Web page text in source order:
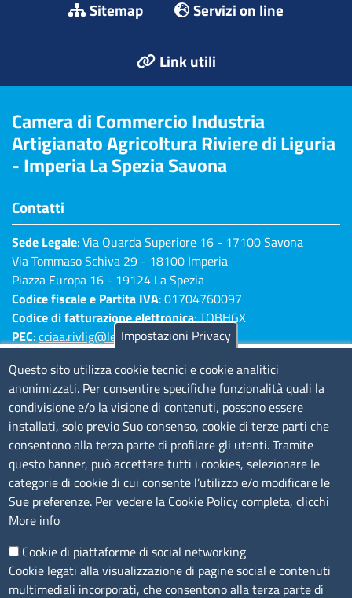
Sitemap Servizi on line
Link utili
Camera di Commercio Industria
Artigianato Agricoltura Riviere di Liguria
- Imperia La Spezia Savona
Contatti
Sede Legale: Via Quarda Superiore 16 - 17100 Savona
Via Tommaso Schiva 29 - 18100 Imperia
Piazza Europa 16 - 19124 La Spezia
Codice fiscale e Partita IVA: 01704760097
Codice di fatturazione elettronica: TQBHGX
PEC:cciaa.rivlig@legalmail.it
Imperia 0183 7931 - La Spezia 0187 7281
Amministrazione Trasparente
Consulta tutte le sezioni
Bilanci
Bandi di concorso
Procedimenti
Provvedimenti
Sito web
Impostazioni Privacy
Questo sito utilizza cookie tecnici e cookie analitici
anonimizzati. Per consentire specifiche funzionalità quali la
condivisione e/o la visione di contenuti, possono essere
installati, solo previo Suo consenso, cookie di terze parti che
consentono alla terza parte di profilare gli utenti. Tramite
questo banner, può accettare tutti i cookies, selezionare le
categorie di cookie di cui consente l’utilizzo e/o modificare le
Sue preferenze. Per vedere la Cookie Policy completa, clicchi
More info
Cookie di piattaforme di social networking
Cookie legati alla visualizzazione di pagine social e contenuti
multimediali incorporati, che consentono alla terza parte di